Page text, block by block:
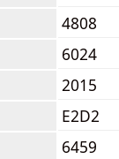
4808
6024
2015
E2D2
6459